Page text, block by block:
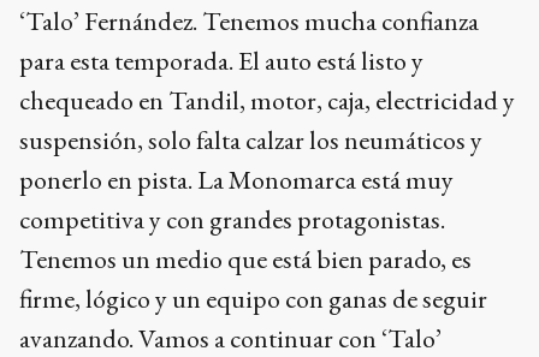
‘Talo’ Fernández. Tenemos mucha confianza
para esta temporada. El auto está listo y
chequeado en Tandil, motor, caja, electricidad y
suspensión, solo falta calzar los neumáticos y
ponerlo en pista. La Monomarca está muy
competitiva y con grandes protagonistas.
Tenemos un medio que está bien parado, es
firme, lógico y un equipo con ganas de seguir
avanzando. Vamos a continuar con ‘Talo’